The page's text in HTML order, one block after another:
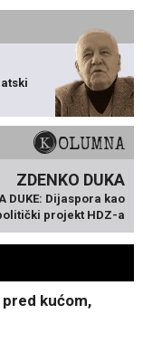
KOLUMNA
ZDENKO DUKA
DUKE: Dijaspora kao
projekt HDZ-a
pred kućom,